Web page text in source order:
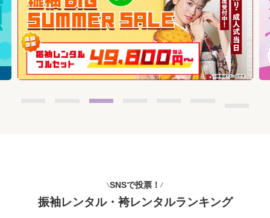
SNSで投票！
振袖レンタル・袴レンタルランキング